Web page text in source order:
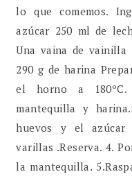
lo que comemos.
azúcar 250 ml de
Una vaina de vainilla
290 g de harina
el horno a
mantequilla y
huevos y el azúcar
varillas .Reserva. 4.
la mantequilla.